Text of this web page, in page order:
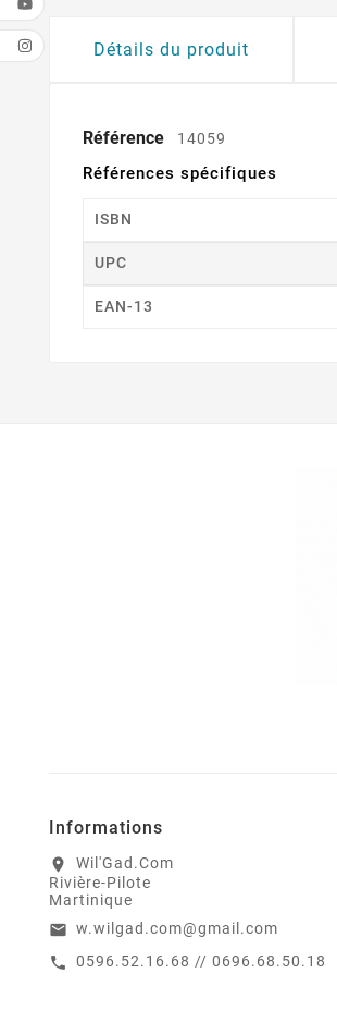
Détails du produit
Référence 14059
Références spécifiques
ISBN
UPC
EAN-13
Informations
location_on
Wil'Gad.Com
Rivière-Pilote
Martinique
email w.wilgad.com@gmail.com
call 0596.52.16.68 // 0696.68.50.18